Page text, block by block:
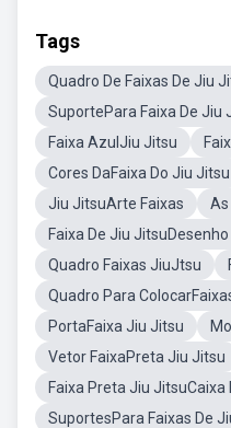
Tags
Quadro De Faixas De Jiu
SuportePara Faixa De Jiu
Faixa AzulJiu Jitsu
Cores DaFaixa Do Jiu Jitsu
Jiu JitsuArte Faixas
As
Faixa De Jiu
Quadro Faixas JiuJtsu
Quadro Para
PortaFaixa Jiu Jitsu
Vetor FaixaPreta Jiu Jitsu
Faixa Preta Jiu JitsuCaixa
SuportesPara Faixas De